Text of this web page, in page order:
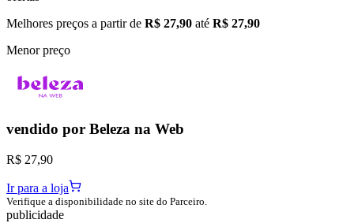
Melhores preços a partir de R$ 27,90 até R$ 27,90
Menor preço
vendido por Beleza na Web
R$ 27,90
Ir para a loja
Verifique a disponibilidade no site do Parceiro.
publicidade